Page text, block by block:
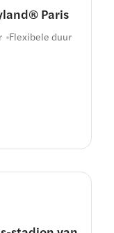
Paris
Flexibele duur